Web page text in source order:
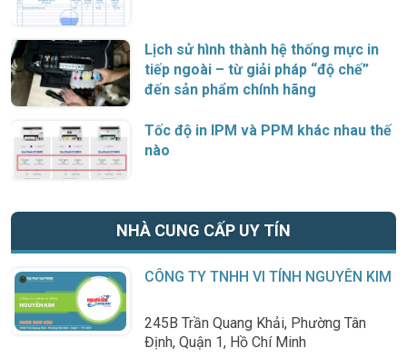
Lịch sử hình thành hệ thống mực in
tiếp ngoài – từ giải pháp “độ chế”
đến sản phẩm chính hãng
Tốc độ in IPM và PPM khác nhau thế
nào
NHÀ CUNG CẤP UY TÍN
CÔNG TY TNHH VI TÍNH NGUYÊN KIM
245B Trần Quang Khải, Phường Tân
Định, Quận 1, Hồ Chí Minh